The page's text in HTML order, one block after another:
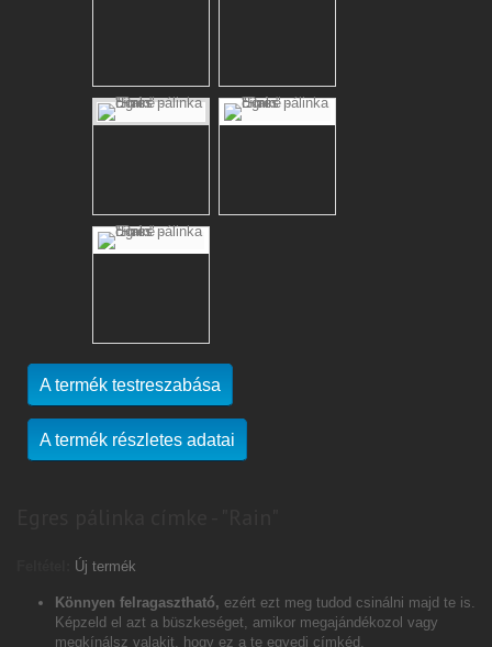
A termék testreszabása
A termék részletes adatai
Új termék
Könnyen felragasztható, ezért ezt meg tudod csinálni majd te is.
Képzeld el azt a büszkeséget, amikor megajándékozol vagy
megkínálsz valakit, hogy ez a te egyedi címkéd.